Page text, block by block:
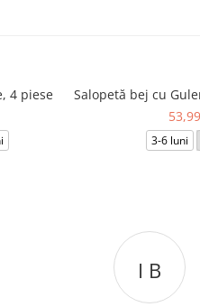
4 piese
Salopetă bej cu
3-6 luni
C L